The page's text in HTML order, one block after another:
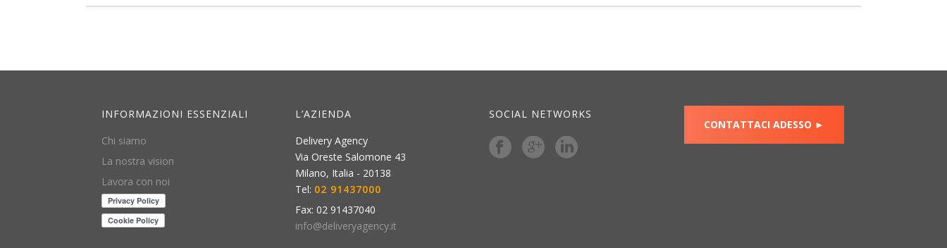
INFORMAZIONI ESSENZIALI
Chi siamo
La nostra vision
Lavora con noi
L’AZIENDA
Delivery Agency
Via Oreste Salomone 43
Milano, Italia - 20138
Tel: 02 91437000
Fax: 02 91437040
info@deliveryagency.it
SOCIAL NETWORKS
CONTATTACI ADESSO ►